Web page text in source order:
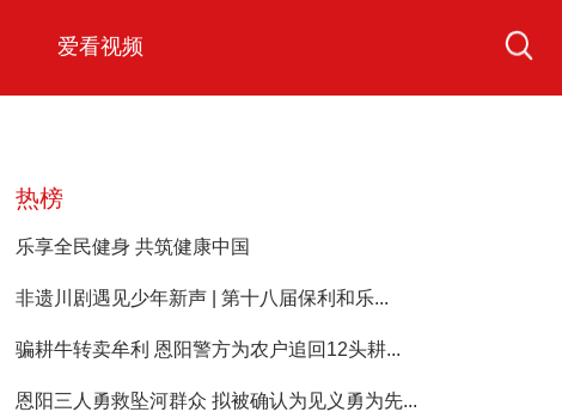
爱看视频
热榜
乐享全民健身 共筑健康中国
非遗川剧遇见少年新声 | 第十八届保利和乐...
骗耕牛转卖牟利 恩阳警方为农户追回12头耕...
恩阳三人勇救坠河群众 拟被确认为见义勇为先...